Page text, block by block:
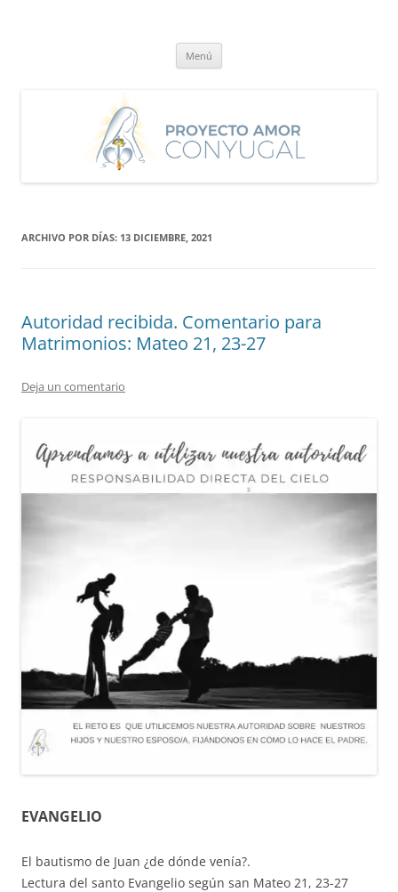
Menú
ARCHIVO POR DÍAS: 13 DICIEMBRE, 2021
Autoridad recibida. Comentario para
Matrimonios: Mateo 21, 23-27
Deja un comentario
EVANGELIO
El bautismo de Juan ¿de dónde venía?.
Lectura del santo Evangelio según san Mateo 21, 23-27